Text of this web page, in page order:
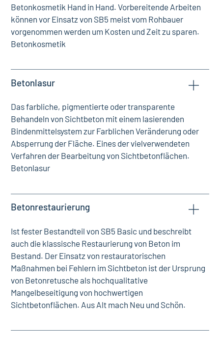
Betonkosmetik Hand in Hand. Vorbereitende Arbeiten
können vor Einsatz von SB5 meist vom Rohbauer
vorgenommen werden um Kosten und Zeit zu sparen.
Betonkosmetik
Betonlasur
Das farbliche, pigmentierte oder transparente
Behandeln von Sichtbeton mit einem lasierenden
Bindenmittelsystem zur Farblichen Veränderung oder
Absperrung der Fläche. Eines der vielverwendeten
Verfahren der Bearbeitung von Sichtbetonflächen.
Betonlasur
Betonrestaurierung
Ist fester Bestandteil von SB5 Basic und beschreibt
auch die klassische Restaurierung von Beton im
Bestand. Der Einsatz von restauratorischen
Maßnahmen bei Fehlern im Sichtbeton ist der Ursprung
von Betonretusche als hochqualitative
Mangelbeseitigung von hochwertigen
Sichtbetonflächen. Aus Alt mach Neu und Schön.